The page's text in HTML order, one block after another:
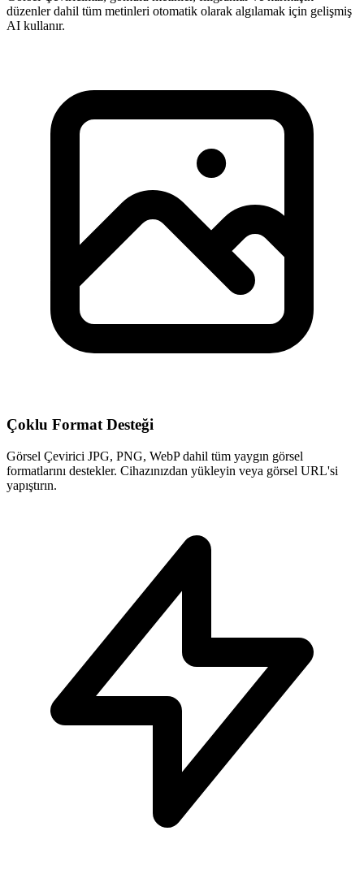
düzenler dahil tüm metinleri otomatik olarak algılamak için gelişmiş
AI kullanır.
Çoklu Format Desteği
Görsel Çevirici JPG, PNG, WebP dahil tüm yaygın görsel
formatlarını destekler. Cihazınızdan yükleyin veya görsel URL'si
yapıştırın.